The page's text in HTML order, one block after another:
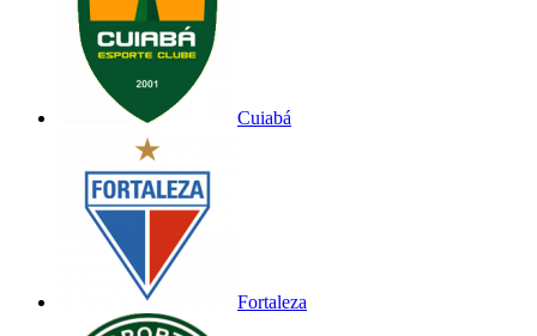
Cuiabá
Fortaleza